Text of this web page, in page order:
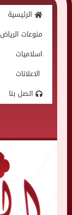
الرئيسية
منوعات الرياض
اسلاميات
الاعلانات
اتصل بنا